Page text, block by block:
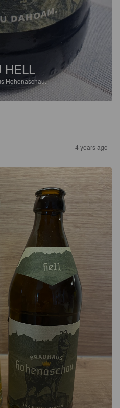
HELL
Hohenaschau.
4 years ago